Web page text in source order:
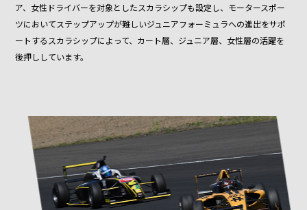
ア、女性ドライバーを対象としたスカラシップも設定し、モータースポー
ツにおいてステップアップが難しいジュニアフォーミュラへの進出をサポ
ートするスカラシップによって、カート層、ジュニア層、女性層の活躍を
後押ししています。